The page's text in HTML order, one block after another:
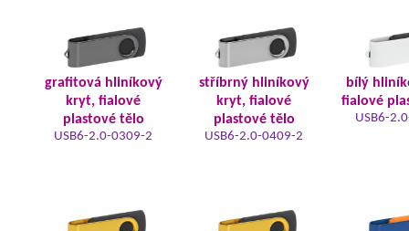
grafitová hliníkový
kryt, fialové
plastové tělo
USB6-2.0-0309-2
stříbrný hliníkový
kryt, fialové
plastové tělo
USB6-2.0-0409-2
bílý
fialové
USB6-